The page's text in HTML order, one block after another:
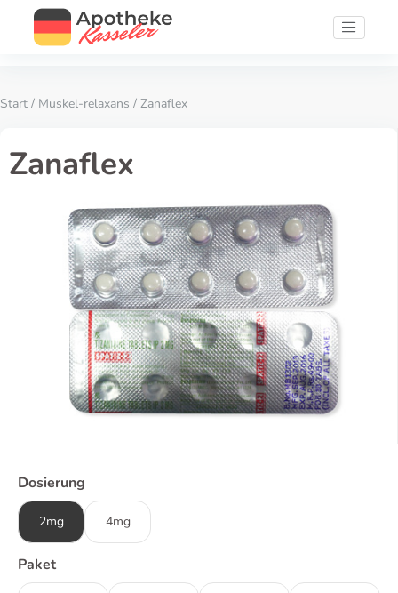
Start / Muskel-relaxans / Zanaflex
Zanaflex
Dosierung
2mg 4mg
Paket